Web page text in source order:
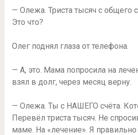
— Олежа. Триста тысяч с общего
Это что?
Олег поднял глаза от телефона.
— А, это. Мама попросила на
взял в долг, через месяц верну.
— Олежа. Ты с НАШЕГО счёта.
Перевёл триста тысяч. Не
маме. На «лечение». Я правильно